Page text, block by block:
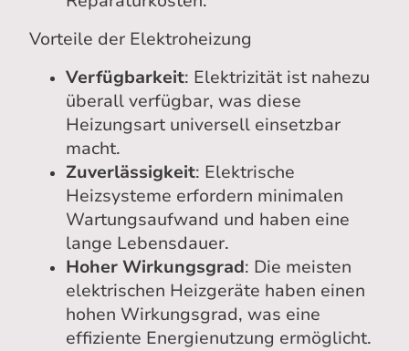
Vorteile der Elektroheizung
Verfügbarkeit: Elektrizität ist nahezu
überall verfügbar, was diese
Heizungsart universell einsetzbar
macht.
Zuverlässigkeit: Elektrische
Heizsysteme erfordern minimalen
Wartungsaufwand und haben eine
lange Lebensdauer.
Hoher Wirkungsgrad: Die meisten
elektrischen Heizgeräte haben einen
hohen Wirkungsgrad, was eine
effiziente Energienutzung ermöglicht.